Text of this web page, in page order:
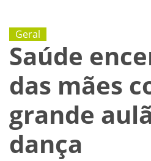
Geral
Saúde
das mães
grande
dança